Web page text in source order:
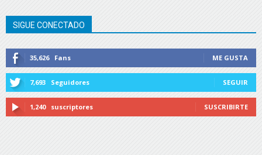
SIGUE CONECTADO
35,626 Fans ME GUSTA
7,693 Seguidores SEGUIR
1,240 suscriptores SUSCRIBIRTE